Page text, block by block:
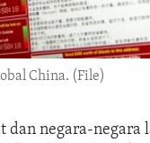
AND HEALTH
China. (File)
dan negara-negara